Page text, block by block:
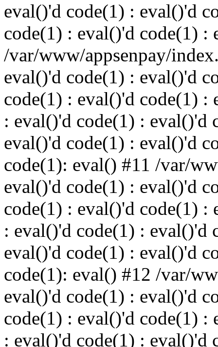
eval()'d code(1) : eval()'d
code(1) : eval()'d code(1) :
/var/www/appsenpay/
eval()'d code(1) : eval()'d
code(1) : eval()'d code(1) :
: eval()'d code(1) : eval()'d
eval()'d code(1) : eval()'d
code(1): eval() #11 /var/
eval()'d code(1) : eval()'d
code(1) : eval()'d code(1) :
: eval()'d code(1) : eval()'d
eval()'d code(1) : eval()'d
code(1): eval() #12 /var/
eval()'d code(1) : eval()'d
code(1) : eval()'d code(1) :
: eval()'d code(1) : eval()'d